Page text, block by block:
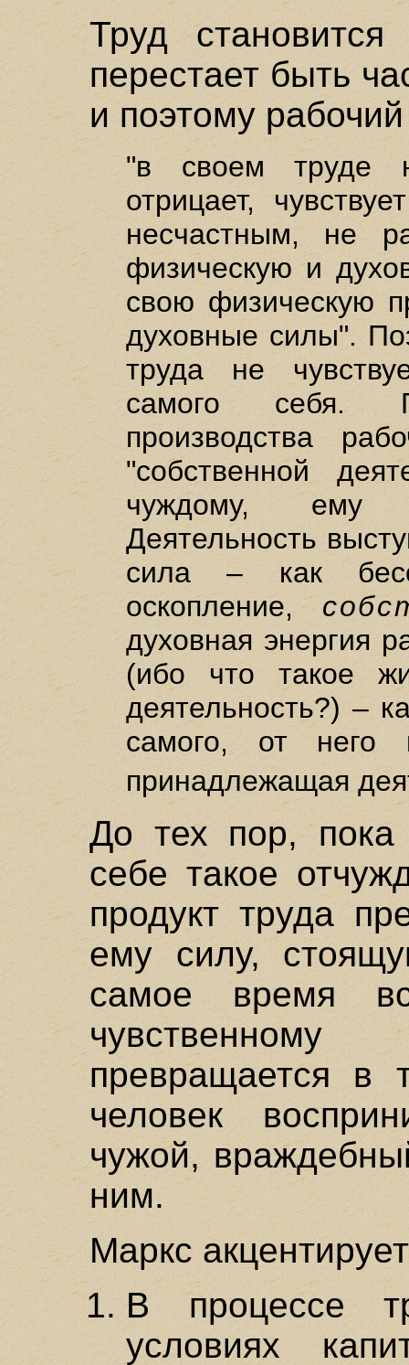
Труд
перестает быть
и поэтому рабочий
"в своем труде
отрицает,
несчастным, не
физическую и
свою физическую
духовные силы".
труда не
самого себя.
производства
"собственной
чуждому, ему
Деятельность
сила – как
оскопление,
духовная энергия
(ибо что такое
деятельность?) –
самого, от
принадлежащая
До тех пор, пока
себе такое
продукт труда
ему силу,
самое время
превращается в
человек
чужой,
ним.
Маркс
В процессе
условиях